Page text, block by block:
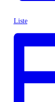
Liste